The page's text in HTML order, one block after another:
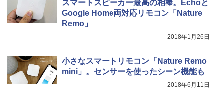
スマートスピーカー最高の相棒。Echoと
Google Home両対応リモコン「Nature
Remo」
2018年1月26日
小さなスマートリモコン「Nature Remo
mini」。センサーを使ったシーン機能も
2018年6月11日